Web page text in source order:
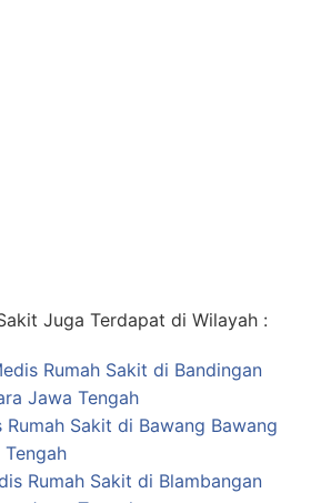
Juga Terdapat di Wilayah :
Rumah Sakit di Bandingan
Jawa Tengah
Rumah Sakit di Bawang Bawang
Rumah Sakit di Blambangan